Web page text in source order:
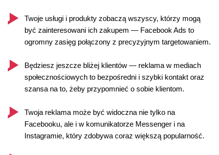
Twoje usługi i produkty zobaczą wszyscy, którzy mogą
być zainteresowani ich zakupem — Facebook Ads to
ogromny zasięg połączony z precyzyjnym targetowaniem.
Będziesz jeszcze bliżej klientów — reklama w mediach
społecznościowych to bezpośredni i szybki kontakt oraz
szansa na to, żeby przypomnieć o sobie klientom.
Twoja reklama może być widoczna nie tylko na
Facebooku, ale i w komunikatorze Messenger i na
Instagramie, który zdobywa coraz większą popularność.